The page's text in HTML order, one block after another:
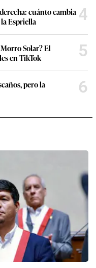
cuánto cambia
Espriella
4
Solar? El
en TikTok
5
pero la
6